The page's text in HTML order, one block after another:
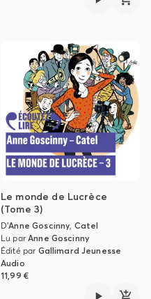
Le monde de Lucrèce
(Tome 3)
D'Anne Goscinny, Catel
Lu parAnne Goscinny
Édité par Gallimard Jeunesse
Audio
11,99 €